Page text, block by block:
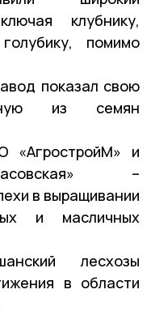
клубнику,
помимо
показал свою
из семян
«АгростройМ» и
–
в выращивании
и масличных
лесхозы
в области